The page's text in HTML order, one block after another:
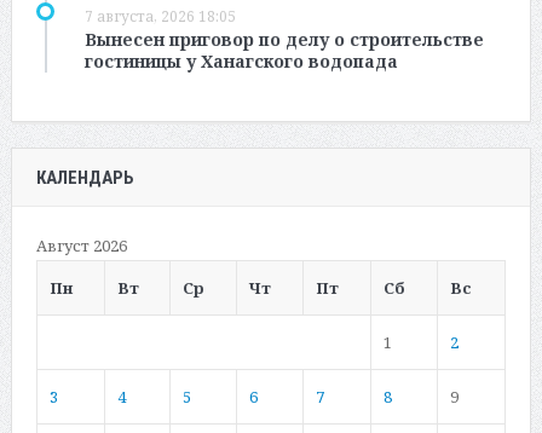
7 августа, 2026 18:05
Вынесен приговор по делу о строительстве
гостиницы у Ханагского водопада
КАЛЕНДАРЬ
Август 2026
Пн
Вт Ср Чт Пт Сб Вс
1 2
3 4 5 6 7 8 9